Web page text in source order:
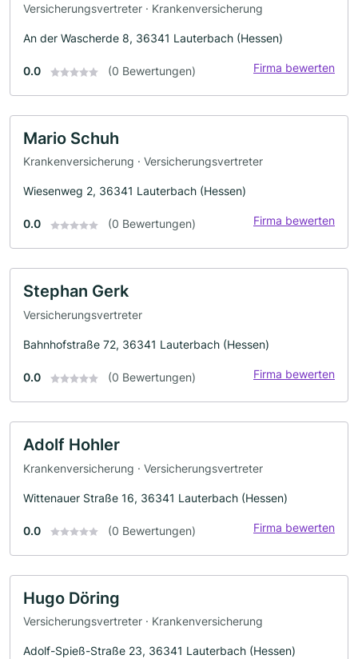
Versicherungsvertreter · Krankenversicherung
An der Wascherde 8, 36341 Lauterbach (Hessen)
0.0 (0 Bewertungen) Firma bewerten
Mario Schuh
Krankenversicherung · Versicherungsvertreter
Wiesenweg 2, 36341 Lauterbach (Hessen)
0.0 (0 Bewertungen) Firma bewerten
Stephan Gerk
Versicherungsvertreter
Bahnhofstraße 72, 36341 Lauterbach (Hessen)
0.0 (0 Bewertungen) Firma bewerten
Adolf Hohler
Krankenversicherung · Versicherungsvertreter
Wittenauer Straße 16, 36341 Lauterbach (Hessen)
0.0 (0 Bewertungen) Firma bewerten
Hugo Döring
Versicherungsvertreter · Krankenversicherung
Adolf-Spieß-Straße 23, 36341 Lauterbach (Hessen)